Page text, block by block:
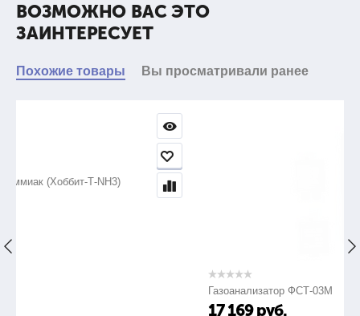
ВОЗМОЖНО ВАС ЭТО
ЗАИНТЕРЕСУЕТ
Похожие товары Вы просматривали ранее
Газоанализатор ФСТ-03М